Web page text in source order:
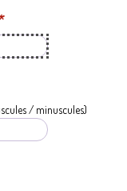
/ minuscules)